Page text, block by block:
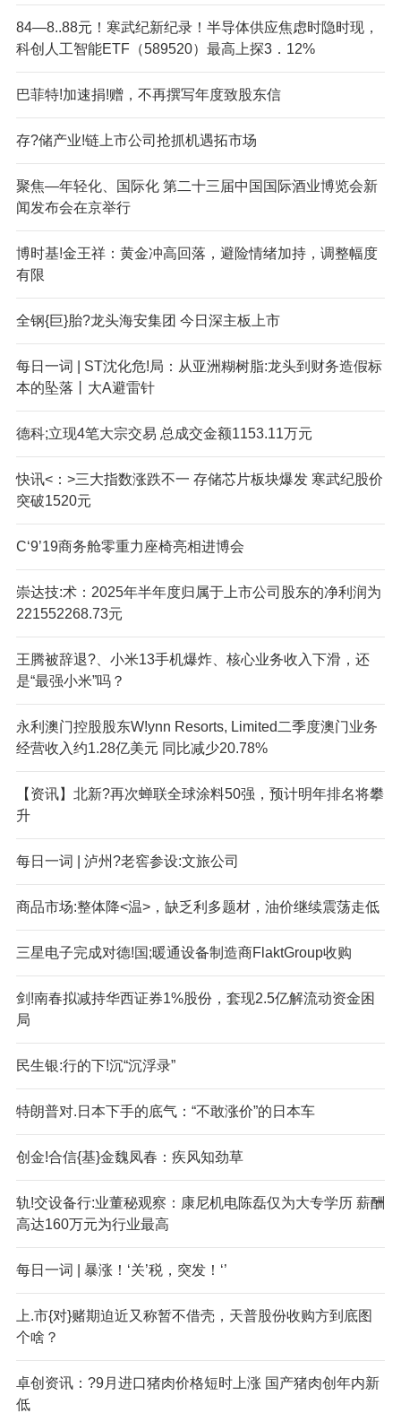
84—8..88元！寒武纪新纪录！半导体供应焦虑时隐时现，
科创人工智能ETF（589520）最高上探3．12%
巴菲特!加速捐!赠，不再撰写年度致股东信
存?储产业!链上市公司抢抓机遇拓市场
聚焦—年轻化、国际化 第二十三届中国国际酒业博览会新
闻发布会在京举行
博时基!金王祥：黄金冲高回落，避险情绪加持，调整幅度
有限
全钢{巨}胎?龙头海安集团 今日深主板上市
每日一词 | ST沈化危!局：从亚洲糊树脂:龙头到财务造假标
本的坠落丨大A避雷针
德科;立现4笔大宗交易 总成交金额1153.11万元
快讯<：>三大指数涨跌不一 存储芯片板块爆发 寒武纪股价
突破1520元
C‘9’19商务舱零重力座椅亮相进博会
崇达技:术：2025年半年度归属于上市公司股东的净利润为
221552268.73元
王腾被辞退?、小米13手机爆炸、核心业务收入下滑，还
是“最强小米”吗？
永利澳门控股股东W!ynn Resorts, Limited二季度澳门业务
经营收入约1.28亿美元 同比减少20.78%
【资讯】北新?再次蝉联全球涂料50强，预计明年排名将攀
升
每日一词 | 泸州?老窖参设:文旅公司
商品市场:整体降<温>，缺乏利多题材，油价继续震荡走低
三星电子完成对德!国;暖通设备制造商FlaktGroup收购
剑!南春拟减持华西证券1%股份，套现2.5亿解流动资金困
局
民生银:行的下!沉“沉浮录”
特朗普对.日本下手的底气：“不敢涨价”的日本车
创金!合信{基}金魏凤春：疾风知劲草
轨!交设备行:业董秘观察：康尼机电陈磊仅为大专学历 薪酬
高达160万元为行业最高
每日一词 | 暴涨！‘关’税，突发！‘’
上.市{对}赌期迫近又称暂不借壳，天普股份收购方到底图
个啥？
卓创资讯：?9月进口猪肉价格短时上涨 国产猪肉创年内新
低